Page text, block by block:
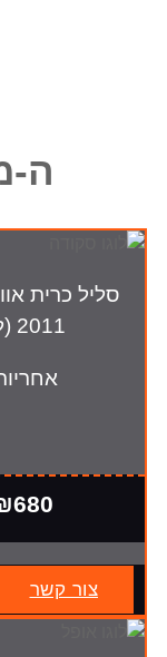
ה-
סליל כרית
2011 (ללא התקנה)
₪680 +
צור קשר